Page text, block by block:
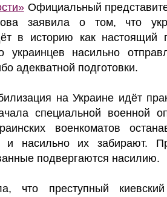
Официальный
заявила о том, что
в историю как настоящий
украинцев насильно
адекватной подготовки.
на Украине идёт
специальной военной
военкоматов
и насильно их забирают.
подвергаются насилию.
что преступный